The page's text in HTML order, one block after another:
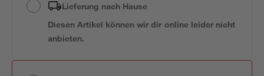
Lieferung nach Hause
Diesen Artikel können wir dir online leider nicht
anbieten.